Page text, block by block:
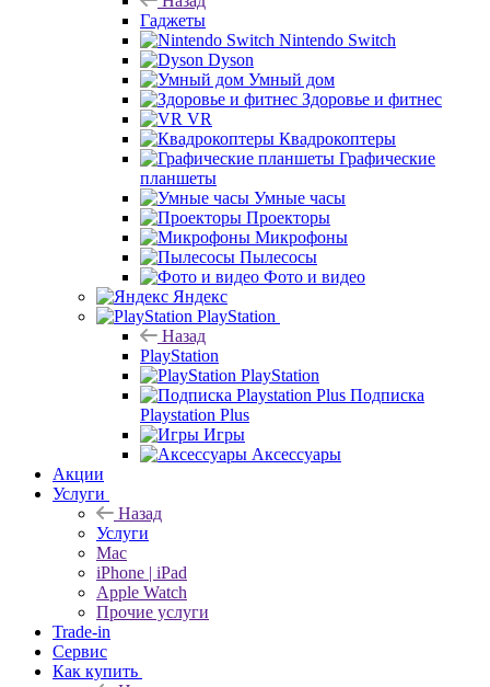
Гаджеты
Nintendo Switch
Dyson
Умный дом
Здоровье и фитнес
VR
Квадрокоптеры
Графические
планшеты
Умные часы
Проекторы
Микрофоны
Пылесосы
Фото и видео
Яндекс
PlayStation
Назад
PlayStation
PlayStation
Подписка
Playstation Plus
Игры
Аксессуары
Акции
Услуги
Назад
Услуги
Mac
iPhone | iPad
Apple Watch
Прочие услуги
Trade-in
Сервис
Как купить